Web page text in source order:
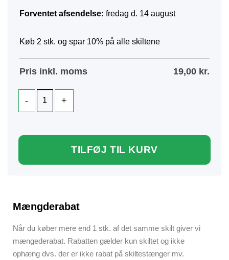
Forventet afsendelse: fredag d. 14 august
Køb 2 stk. og spar 10% på alle skiltene
Pris inkl. moms 19,00 kr.
TILFØJ TIL KURV
Mængderabat
Når du køber mere end 1 stk. af det samme skilt giver vi
mængederabat. Rabatten gælder kun skiltet og ikke
ophæng dvs. der er ikke rabat på skiltestænger mv.